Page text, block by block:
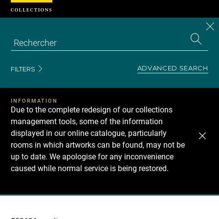
FILTERS ADVANCED SEARCH
INFORMATION
Due to the complete redesign of our collections
management tools, some of the information
displayed in our online catalogue, particularly
rooms in which artworks can be found, may not be
up to date. We apologise for any inconvenience
caused while normal service is being restored.
Recherche
Cookies management panel